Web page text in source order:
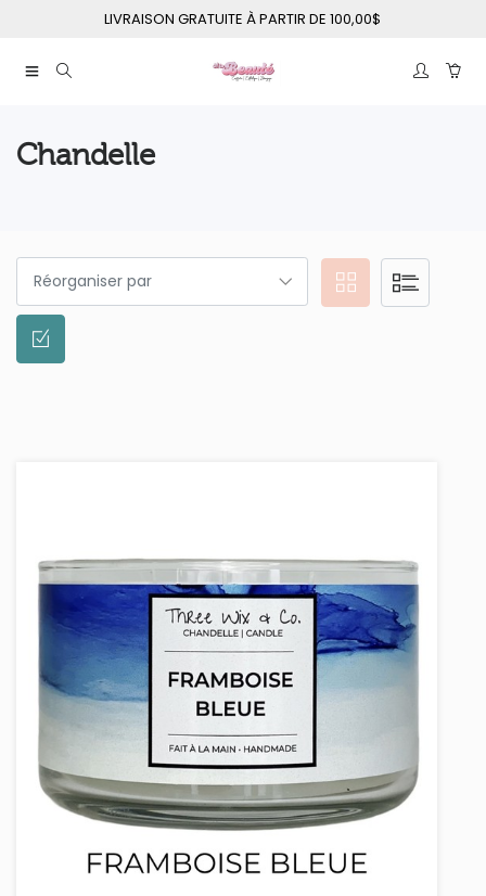
LIVRAISON GRATUITE À PARTIR DE 100,00$
Chandelle